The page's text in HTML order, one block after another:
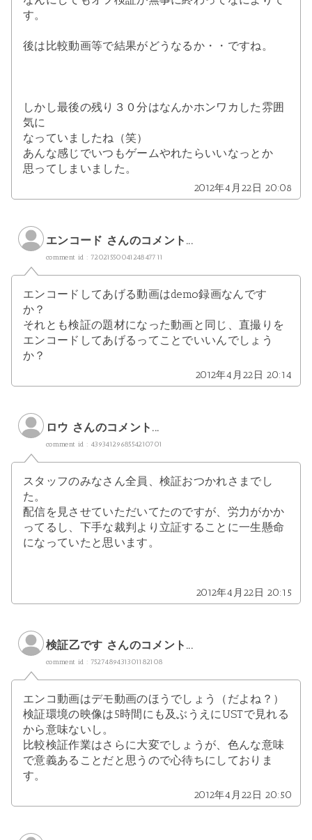
す。
後は比較動画等で結果がどうなるか・・ですね。
しかし最後の残り３０分はなんかホンワカした雰囲
気に
なっていましたね（笑）
あんな感じでいつもゲームやれたらいいなっとか
思ってしまいました。
2012年4月22日 20:08
エンコード さんのコメント...
comment id : 7202155004124847711
エンコードしてあげる動画はdemo録画なんです
か？
それとも検証の題材になった動画と同じ、直撮りを
エンコードしてあげるってことでいいんでしょう
か？
2012年4月22日 20:14
ロウ さんのコメント...
comment id : 4393412968554210701
スタッフのみなさん全員、検証おつかれさまでし
た。
配信を見させていただいてたのですが、労力がかか
ってるし、下手な裁判より立証することに一生懸命
になっていたと思います。
2012年4月22日 20:15
検証乙です さんのコメント...
comment id : 7527489431301182108
エンコ動画はデモ動画のほうでしょう（だよね？）
検証環境の映像は5時間にも及ぶうえにUSTで見れる
から意味ないし。
比較検証作業はさらに大変でしょうが、色んな意味
で意義あることだと思うので心待ちにしておりま
す。
2012年4月22日 20:50